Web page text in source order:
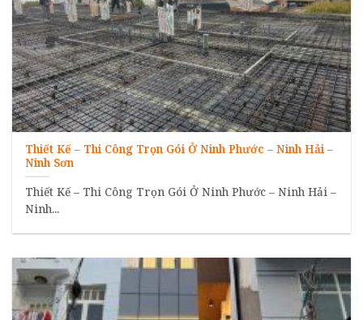
Thiết Kế – Thi Công Trọn Gói Ở Ninh Phước – Ninh Hải –
Ninh Sơn
Thiết Kế – Thi Công Trọn Gói Ở Ninh Phước – Ninh Hải –
Ninh...